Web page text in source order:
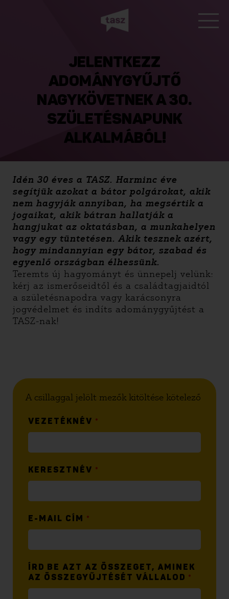
JELENTKEZZ
ADOMÁNYGYŰJTŐ
NAGYKÖVETNEK A 30.
SZÜLETÉSNAPUNK
ALKALMÁBÓL!
Idén 30 éves a TASZ. Harminc éve
segítjük azokat a bátor polgárokat, akik
nem hagyják annyiban, ha megsértik a
jogaikat, akik bátran hallatják a
hangjukat az oktatásban, a munkahelyen
vagy egy tüntetésen. Akik tesznek azért,
hogy mindannyian egy bátor, szabad és
egyenlő országban élhessünk.
Teremts új hagyományt és ünnepelj velünk:
kérj az ismerőseidtől és a családtagjaidtól
a születésnapodra vagy karácsonyra
jogvédelmet és indíts adománygyűjtést a
TASZ-nak!
A csillaggal jelölt mezők kitöltése kötelező
VEZETÉKNÉV *
KERESZTNÉV *
E-MAIL CÍM *
ÍRD BE AZT AZ ÖSSZEGET, AMINEK
AZ ÖSSZEGYŰJTÉSÉT VÁLLALOD *